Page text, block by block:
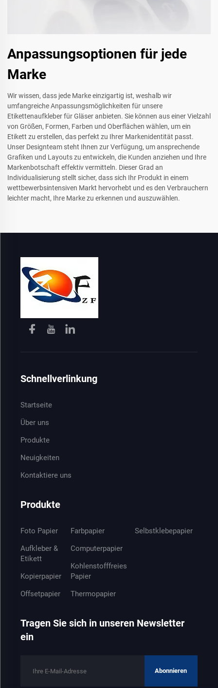
Anpassungsoptionen für jede
Marke
Wir wissen, dass jede Marke einzigartig ist, weshalb wir
umfangreiche Anpassungsmöglichkeiten für unsere
Etikettenaufkleber für Gläser anbieten. Sie können aus einer Vielzahl
von Größen, Formen, Farben und Oberflächen wählen, um ein
Etikett zu erstellen, das perfekt zu Ihrer Markenidentität passt.
Unser Designteam steht Ihnen zur Verfügung, um ansprechende
Grafiken und Layouts zu entwickeln, die Kunden anziehen und Ihre
Markenbotschaft effektiv vermitteln. Dieser Grad an
Individualisierung stellt sicher, dass sich Ihr Produkt in einem
wettbewerbsintensiven Markt hervorhebt und es den Verbrauchern
leichter macht, Ihre Marke zu erkennen und auszuwählen.
Schnellverlinkung
Startseite
Über uns
Produkte
Neuigkeiten
Kontaktiere uns
Produkte
Foto Papier
Aufkleber &
Etikett
Kopierpapier
Offsetpapier
Farbpapier
Computerpapier
Kohlenstofffreies
Papier
Thermopapier
Selbstklebepapier
Tragen Sie sich in unseren Newsletter
ein
Abonnieren